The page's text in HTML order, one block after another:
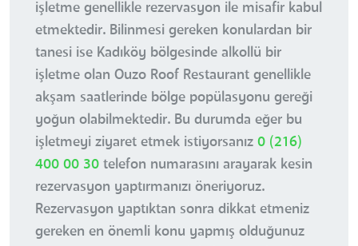
işletme genellikle rezervasyon ile misafir kabul
etmektedir. Bilinmesi gereken konulardan bir
tanesi ise Kadıköy bölgesinde alkollü bir
işletme olan Ouzo Roof Restaurant genellikle
akşam saatlerinde bölge popülasyonu gereği
yoğun olabilmektedir. Bu durumda eğer bu
işletmeyi ziyaret etmek istiyorsanız 0 (216)
400 00 30 telefon numarasını arayarak kesin
rezervasyon yaptırmanızı öneriyoruz.
Rezervasyon yaptıktan sonra dikkat etmeniz
gereken en önemli konu yapmış olduğunuz